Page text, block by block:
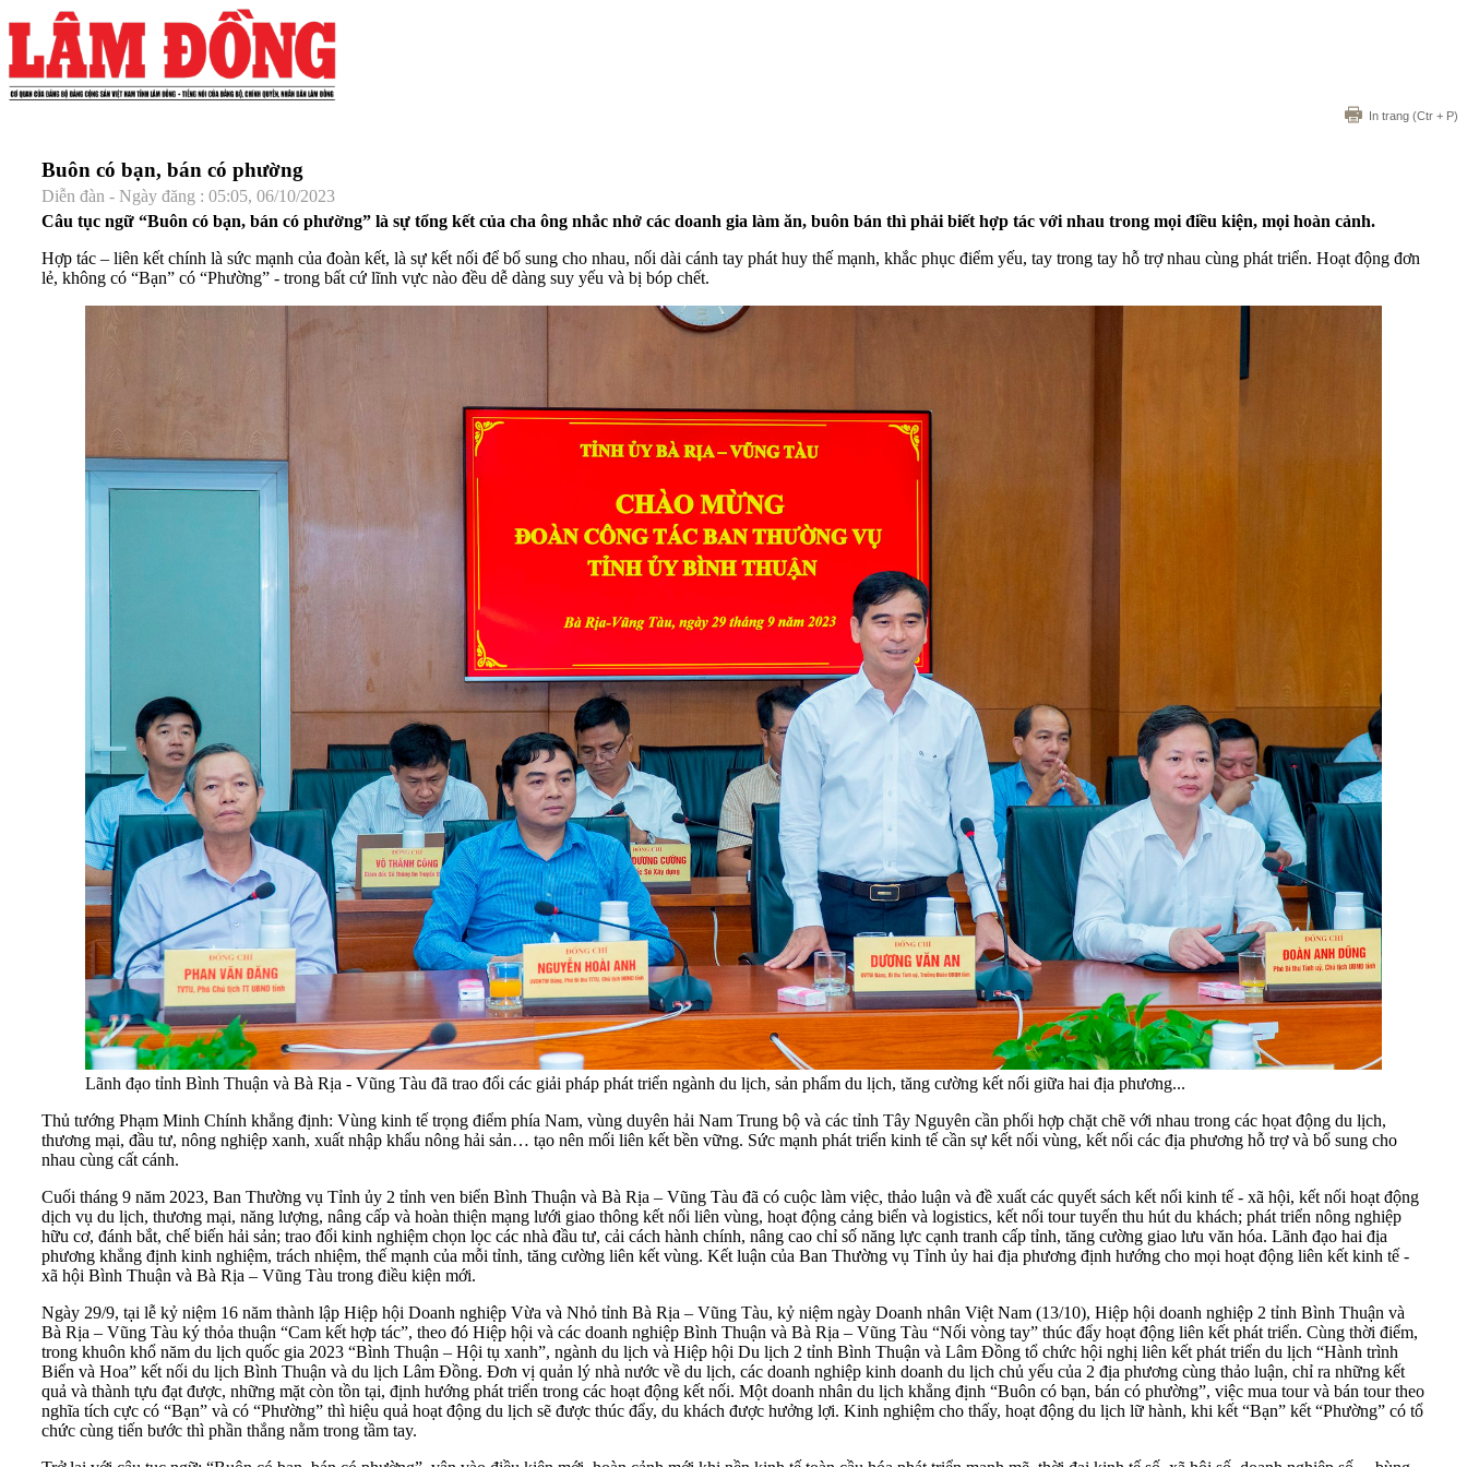
In trang (Ctr + P)
Buôn có bạn, bán có phường
Diễn đàn - Ngày đăng : 05:05, 06/10/2023
Câu tục ngữ “Buôn có bạn, bán có phường” là sự tổng kết của cha ông nhắc nhở các doanh gia làm ăn, buôn bán thì phải biết hợp tác với nhau trong mọi điều kiện, mọi hoàn cảnh.
Hợp tác – liên kết chính là sức mạnh của đoàn kết, là sự kết nối để bổ sung cho nhau, nối dài cánh tay phát huy thế mạnh, khắc phục điểm yếu, tay trong tay hỗ trợ nhau cùng phát triển. Hoạt động đơn
lẻ, không có “Bạn” có “Phường” - trong bất cứ lĩnh vực nào đều dễ dàng suy yếu và bị bóp chết.
Lãnh đạo tỉnh Bình Thuận và Bà Rịa - Vũng Tàu đã trao đổi các giải pháp phát triển ngành du lịch, sản phẩm du lịch, tăng cường kết nối giữa hai địa phương...
Thủ tướng Phạm Minh Chính khẳng định: Vùng kinh tế trọng điểm phía Nam, vùng duyên hải Nam Trung bộ và các tỉnh Tây Nguyên cần phối hợp chặt chẽ với nhau trong các họat động du lịch,
thương mại, đầu tư, nông nghiệp xanh, xuất nhập khẩu nông hải sản… tạo nên mối liên kết bền vững. Sức mạnh phát triển kinh tế cần sự kết nối vùng, kết nối các địa phương hỗ trợ và bổ sung cho
nhau cùng cất cánh.
Cuối tháng 9 năm 2023, Ban Thường vụ Tỉnh ủy 2 tỉnh ven biển Bình Thuận và Bà Rịa – Vũng Tàu đã có cuộc làm việc, thảo luận và đề xuất các quyết sách kết nối kinh tế - xã hội, kết nối hoạt động
dịch vụ du lịch, thương mại, năng lượng, nâng cấp và hoàn thiện mạng lưới giao thông kết nối liên vùng, hoạt động cảng biển và logistics, kết nối tour tuyến thu hút du khách; phát triển nông nghiệp
hữu cơ, đánh bắt, chế biến hải sản; trao đổi kinh nghiệm chọn lọc các nhà đầu tư, cải cách hành chính, nâng cao chỉ số năng lực cạnh tranh cấp tỉnh, tăng cường giao lưu văn hóa. Lãnh đạo hai địa
phương khẳng định kinh nghiệm, trách nhiệm, thế mạnh của mỗi tỉnh, tăng cường liên kết vùng. Kết luận của Ban Thường vụ Tỉnh ủy hai địa phương định hướng cho mọi hoạt động liên kết kinh tế -
xã hội Bình Thuận và Bà Rịa – Vũng Tàu trong điều kiện mới.
Ngày 29/9, tại lễ kỷ niệm 16 năm thành lập Hiệp hội Doanh nghiệp Vừa và Nhỏ tỉnh Bà Rịa – Vũng Tàu, kỷ niệm ngày Doanh nhân Việt Nam (13/10), Hiệp hội doanh nghiệp 2 tỉnh Bình Thuận và
Bà Rịa – Vũng Tàu ký thỏa thuận “Cam kết hợp tác”, theo đó Hiệp hội và các doanh nghiệp Bình Thuận và Bà Rịa – Vũng Tàu “Nối vòng tay” thúc đẩy hoạt động liên kết phát triển. Cùng thời điểm,
trong khuôn khổ năm du lịch quốc gia 2023 “Bình Thuận – Hội tụ xanh”, ngành du lịch và Hiệp hội Du lịch 2 tỉnh Bình Thuận và Lâm Đồng tổ chức hội nghị liên kết phát triển du lịch “Hành trình
Biển và Hoa” kết nối du lịch Bình Thuận và du lịch Lâm Đồng. Đơn vị quản lý nhà nước về du lịch, các doanh nghiệp kinh doanh du lịch chủ yếu của 2 địa phương cùng thảo luận, chỉ ra những kết
quả và thành tựu đạt được, những mặt còn tồn tại, định hướng phát triển trong các hoạt động kết nối. Một doanh nhân du lịch khẳng định “Buôn có bạn, bán có phường”, việc mua tour và bán tour theo
nghĩa tích cực có “Bạn” và có “Phường” thì hiệu quả hoạt động du lịch sẽ được thúc đẩy, du khách được hưởng lợi. Kinh nghiệm cho thấy, hoạt động du lịch lữ hành, khi kết “Bạn” kết “Phường” có tổ
chức cùng tiến bước thì phần thắng nằm trong tầm tay.